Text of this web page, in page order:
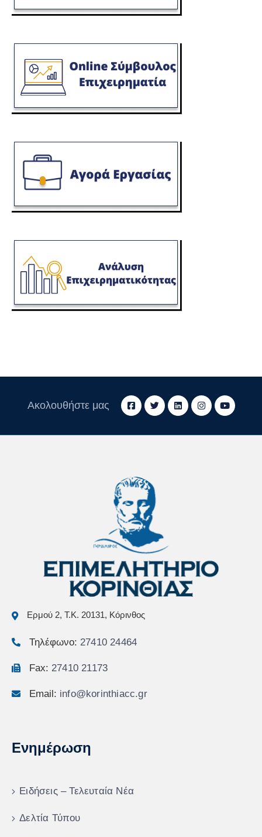
Ακολουθήστε μας
Ερμού 2, Τ.Κ. 20131, Κόρινθος
Τηλέφωνο: 27410 24464
Fax: 27410 21173
Email: info@korinthiacc.gr
Ενημέρωση
Ειδήσεις – Τελευταία Νέα
Δελτία Τύπου